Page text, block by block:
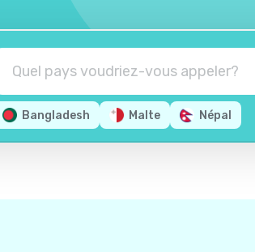
Bangladesh Malte Népal